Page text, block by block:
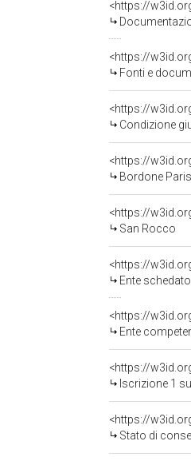
<https://
Fonti e
Condizione
<https://
Bordone
<https://
San Rocco
<https://
Ente schedatore del bene
<https://
Ente competente
<https://
Iscrizione 1
<https://
Stato di